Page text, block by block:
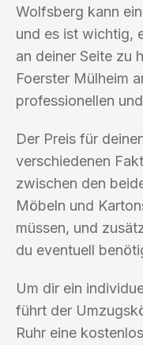
Wolfsberg kann
und es ist wichtig,
an deiner Seite zu
Foerster Mülheim
professionellen
Der Preis für
verschiedenen
zwischen den
Möbeln und
müssen, und
du eventuell
Um dir ein
führt der
Ruhr eine